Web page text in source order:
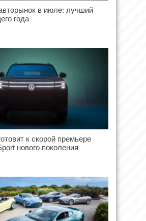
в июле: лучший
года
к скорой премьере
нового поколения